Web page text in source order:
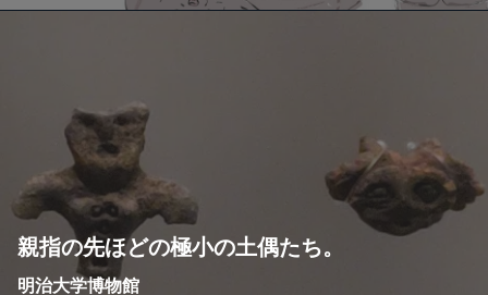
親指の先ほどの極小の土偶たち。
明治大学博物館